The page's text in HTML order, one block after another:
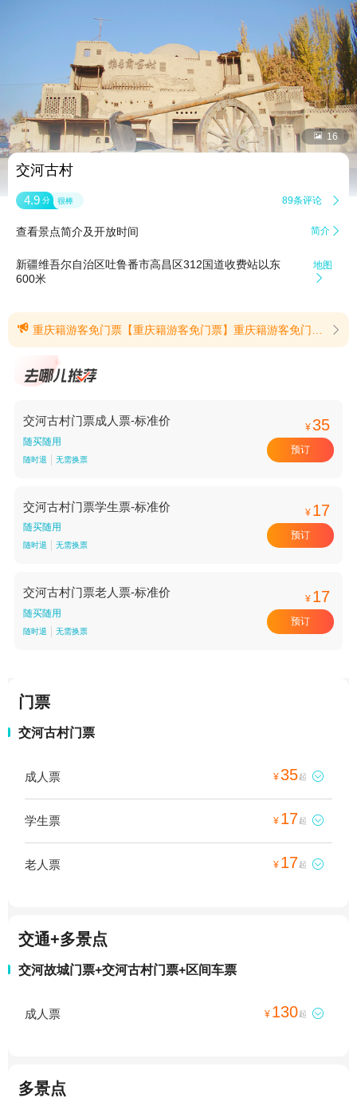
 16
交河古村
4.9 分 很棒 89条评论 
查看景点简介及开放时间 简介 
新疆维吾尔自治区吐鲁番市高昌区312国道收费站以东
600米
地图

 重庆籍游客免门票【重庆籍游客免门票】重庆籍游客免门票(提示有效期2026/6/22至2026/10/31) 
交河古村门票成人票-标准价
随买随用
随时退 无需换票
¥35
预订
交河古村门票学生票-标准价
随买随用
随时退 无需换票
¥ 17
预订
交河古村门票老人票-标准价
随买随用
随时退 无需换票
¥ 17
预订
门票
交河古村门票
成人票 ¥35起 
学生票 ¥ 17起 
老人票 ¥ 17起 
交通+多景点
交河故城门票+交河古村门票+区间车票
成人票 ¥ 130起 
多景点